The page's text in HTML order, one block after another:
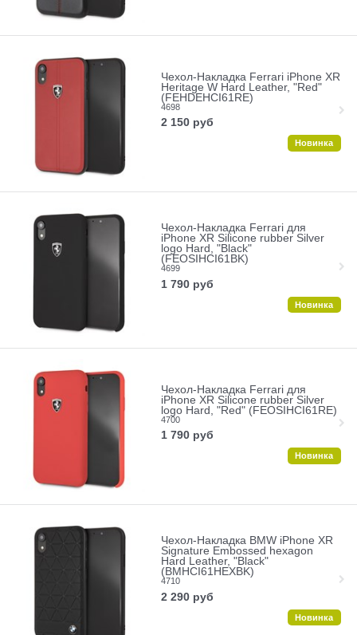
Чехол-Накладка Ferrari iPhone XR
Heritage W Hard Leather, "Red"
(FEHDEHCI61RE)
4698
2 150 руб
Новинка
Чехол-Накладка Ferrari для
iPhone XR Silicone rubber Silver
logo Hard, "Black"
(FEOSIHCI61BK)
4699
1 790 руб
Новинка
Чехол-Накладка Ferrari для
iPhone XR Silicone rubber Silver
logo Hard, "Red" (FEOSIHCI61RE)
4700
1 790 руб
Новинка
Чехол-Накладка BMW iPhone XR
Signature Embossed hexagon
Hard Leather, "Black"
(BMHCI61HEXBK)
4710
2 290 руб
Новинка